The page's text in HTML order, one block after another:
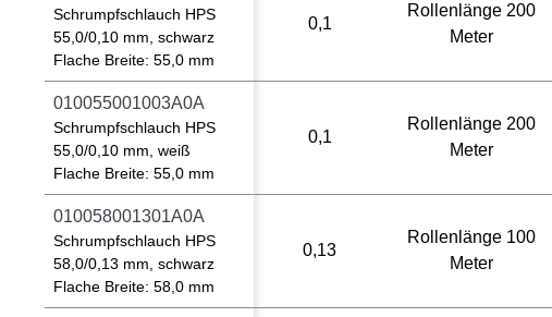
Schrumpfschlauch HPS
55,0/0,10 mm, schwarz
Flache Breite: 55,0 mm
0,1
Rollenlänge 200
Meter
010055001003A0A
Schrumpfschlauch HPS
55,0/0,10 mm, weiß
Flache Breite: 55,0 mm
0,1
Rollenlänge 200
Meter
010058001301A0A
Schrumpfschlauch HPS
58,0/0,13 mm, schwarz
Flache Breite: 58,0 mm
0,13
Rollenlänge 100
Meter